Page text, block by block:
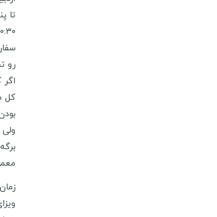
رو
کل
معمولا ۵ روز